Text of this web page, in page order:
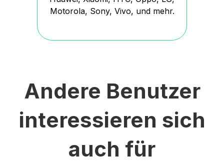
Motorola, Sony, Vivo, und mehr.
Andere Benutzer
interessieren sich
auch für